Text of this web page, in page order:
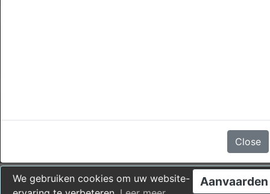
Close
Aanvaarden
We gebruiken cookies om uw website-